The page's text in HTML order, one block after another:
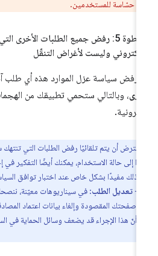
حسّاسة للمستخدمين.
الخطوة 5: رفض جميع الطلبات الأخرى
وليست لأغراض التنقّل
سياسة عزل الموارد هذه أي طلب آخر
، وبالتالي ستحمي تطبيقك من الهجمات
أن يتم تلقائيًا رفض الطلبات التي تنتهك
إلى حالة الاستخدام، يمكنك أيضًا التفكير في
ذلك مفيدًا بشكل خاص عند اختبار توافق السياسة
تعديل الطلب: في سيناريوهات معيّنة، ننصحك
صفحتك المقصودة وإلغاء بيانات اعتماد
أنّ هذا الإجراء قد يضعف وسائل الحماية في